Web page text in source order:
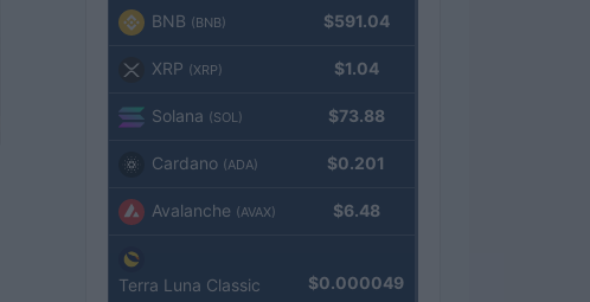
BNB (BNB) $591.04
XRP (XRP) $1.04
Solana (SOL) $73.88
Cardano (ADA) $0.201
Avalanche (AVAX) $6.48
Terra Luna Classic $0.000049